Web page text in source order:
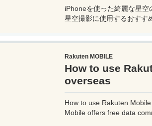
iPhoneを使った綺麗な星空
星空撮影に使用するおすす
ば流星群の流れ星も撮影可
綺麗な星空撮影をしたいと
よう。
Rakuten MOBILE
How to use
overseas
How to use Rakuten
Mobile offers free data